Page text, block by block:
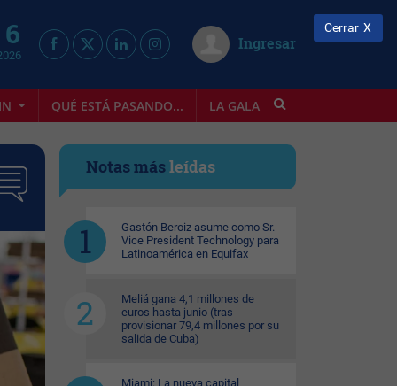
Ingresar
QUÉ ESTÁ PASANDO... LA GALA INFOSTYLE
Notas másleídas
Gastón Beroiz asume como Sr.
Vice President Technology para
Latinoamérica en Equifax
Meliá gana 4,1 millones de
euros hasta junio (tras
provisionar 79,4 millones por su
salida de Cuba)
Miami: La nueva capital
Cerrar